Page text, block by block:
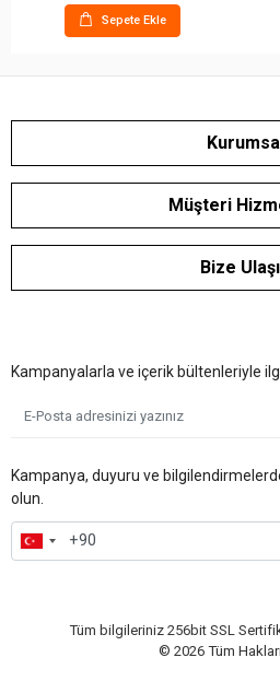
Sepete Ekle
Müşteri
Bize
Kampanyalarla ve içerik bültenleriyle
Kampanya, duyuru ve
olun.
Tüm bilgileriniz 256bit SSL
© 2026 Tüm